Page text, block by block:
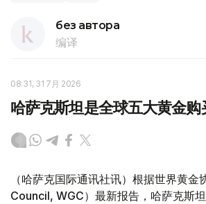
без автора
编译
08:31, 31 7月 2026
哈萨克斯坦是全球五大黄金购
（哈萨克国际通讯社讯）根据世界黄
Council, WGC）最新报告，哈萨克斯